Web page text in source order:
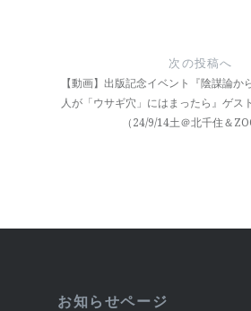
次の投稿へ
【動画】出版記念イベント『陰謀論
人が「ウサギ穴」にはまったら』ゲス
（24/9/14土＠北千住＆
お知らせページ